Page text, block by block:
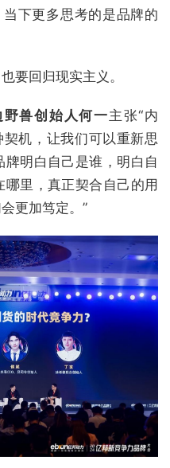
下更多思考的是品牌的
要回归现实主义。
野兽创始人何一主张“内
机，让我们可以重新思
明白自己是谁，明白自
里，真正契合自己的用
更加笃定。”